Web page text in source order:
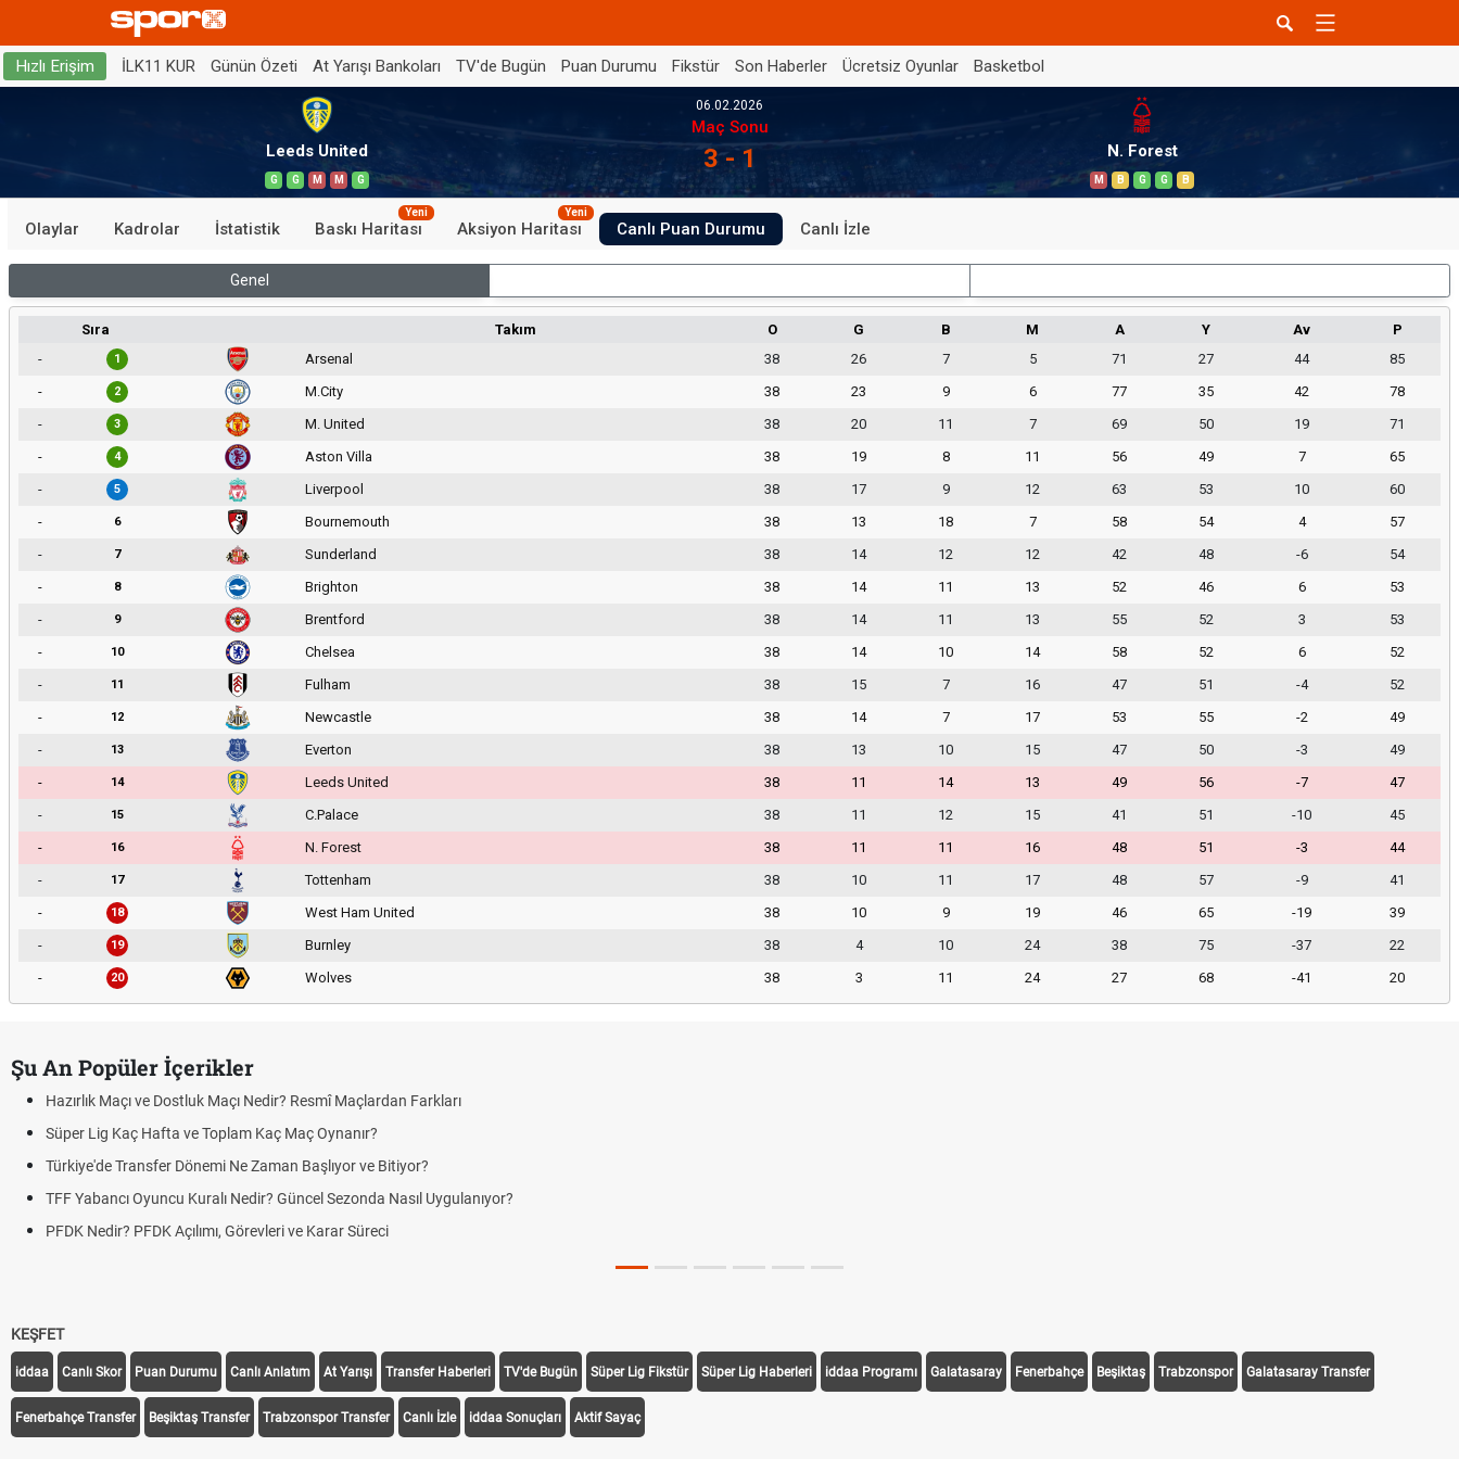
Hızlı Erişim İLK11 KUR Günün Özeti At Yarışı Bankoları TV'de Bugün Puan Durumu Fikstür Son Haberler Ücretsiz Oyunlar Basketbol
Leeds United
G G M M G
06.02.2026
Maç Sonu
3 - 1 N. Forest
M B G G B
Olaylar Kadrolar İstatistik Baskı Haritası
Yeni
Aksiyon Haritası
Yeni
Canlı Puan Durumu Canlı İzle
Genel
Sıra Takım O G B M A Y Av
P
-
1 Arsenal 38 26 7 5 71 27 44
85
-
2 M.City 38 23 9 6 77 35 42
78
-
3 M. United 38 20 11 7 69 50 19
71
-
4 Aston Villa 38 19 8 11 56 49 7
65
-
5 Liverpool 38 17 9 12 63 53 10
60
-
6 Bournemouth 38 13 18 7 58 54 4
57
-
7 Sunderland 38 14 12 12 42 48 -6
54
-
8 Brighton 38 14 11 13 52 46 6
53
-
9 Brentford 38 14 11 13 55 52 3
53
-
10 Chelsea 38 14 10 14 58 52 6
52
-
11 Fulham 38 15 7 16 47 51 -4
52
-
12 Newcastle 38 14 7 17 53 55 -2
49
-
13 Everton 38 13 10 15 47 50 -3
49
-
14 Leeds United 38 11 14 13 49 56 -7
47
-
15 C.Palace 38 11 12 15 41 51 -10
45
-
16 N. Forest 38 11 11 16 48 51 -3
44
-
17 Tottenham 38 10 11 17 48 57 -9
41
-
18 West Ham United 38 10 9 19 46 65 -19
39
-
19 Burnley 38 4 10 24 38 75 -37
22
-
20 Wolves 38 3 11 24 27 68 -41 20
Şu An Popüler İçerikler
Hazırlık Maçı ve Dostluk Maçı Nedir? Resmî Maçlardan Farkları
Süper Lig Kaç Hafta ve Toplam Kaç Maç Oynanır?
Türkiye'de Transfer Dönemi Ne Zaman Başlıyor ve Bitiyor?
TFF Yabancı Oyuncu Kuralı Nedir? Güncel Sezonda Nasıl Uygulanıyor?
PFDK Nedir? PFDK Açılımı, Görevleri ve Karar Süreci
KEŞFET
iddaa Canlı Skor Puan Durumu Canlı Anlatım At Yarışı Transfer Haberleri TV'de Bugün Süper Lig Fikstür Süper Lig Haberleri iddaa Programı Galatasaray Fenerbahçe Beşiktaş Trabzonspor Galatasaray Transfer
Fenerbahçe Transfer Beşiktaş Transfer Trabzonspor Transfer Canlı İzle iddaa Sonuçları Aktif Sayaç